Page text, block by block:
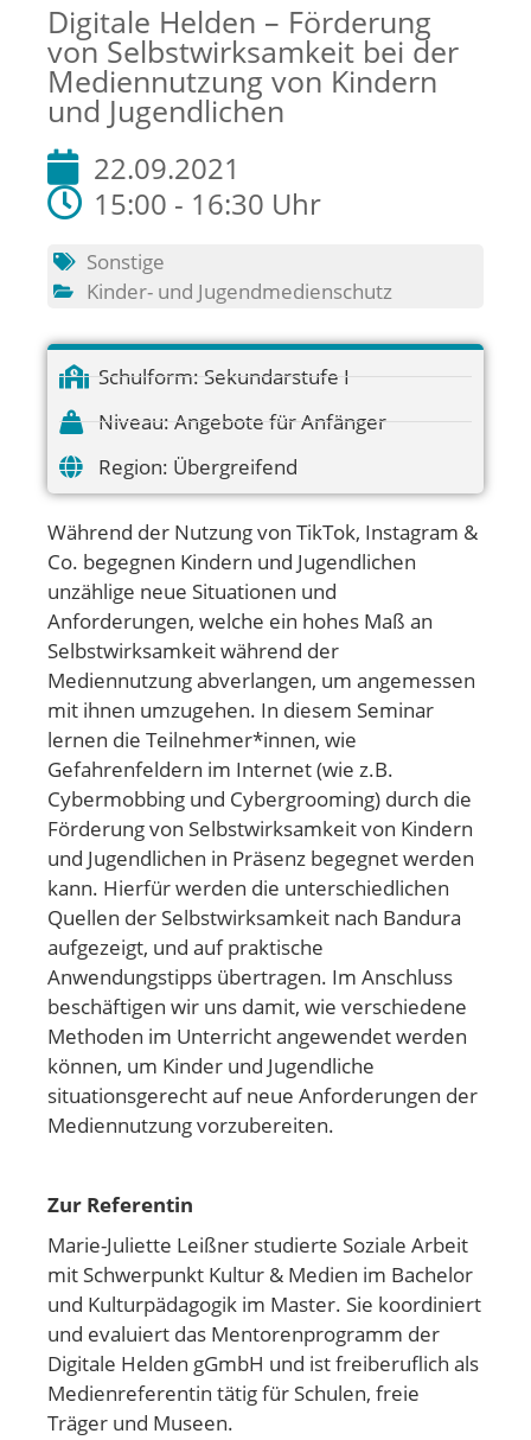
Digitale Helden – Förderung
von Selbstwirksamkeit bei der
Mediennutzung von Kindern
und Jugendlichen
22.09.2021
15:00 - 16:30 Uhr
Sonstige
Kinder- und Jugendmedienschutz
Schulform: Sekundarstufe I
Niveau: Angebote für Anfänger
Region: Übergreifend
Während der Nutzung von TikTok, Instagram &
Co. begegnen Kindern und Jugendlichen
unzählige neue Situationen und
Anforderungen, welche ein hohes Maß an
Selbstwirksamkeit während der
Mediennutzung abverlangen, um angemessen
mit ihnen umzugehen. In diesem Seminar
lernen die Teilnehmer*innen, wie
Gefahrenfeldern im Internet (wie z.B.
Cybermobbing und Cybergrooming) durch die
Förderung von Selbstwirksamkeit von Kindern
und Jugendlichen in Präsenz begegnet werden
kann. Hierfür werden die unterschiedlichen
Quellen der Selbstwirksamkeit nach Bandura
aufgezeigt, und auf praktische
Anwendungstipps übertragen. Im Anschluss
beschäftigen wir uns damit, wie verschiedene
Methoden im Unterricht angewendet werden
können, um Kinder und Jugendliche
situationsgerecht auf neue Anforderungen der
Mediennutzung vorzubereiten.
Zur Referentin
Marie-Juliette Leißner studierte Soziale Arbeit
mit Schwerpunkt Kultur & Medien im Bachelor
und Kulturpädagogik im Master. Sie koordiniert
und evaluiert das Mentorenprogramm der
Digitale Helden gGmbH und ist freiberuflich als
Medienreferentin tätig für Schulen, freie
Träger und Museen.